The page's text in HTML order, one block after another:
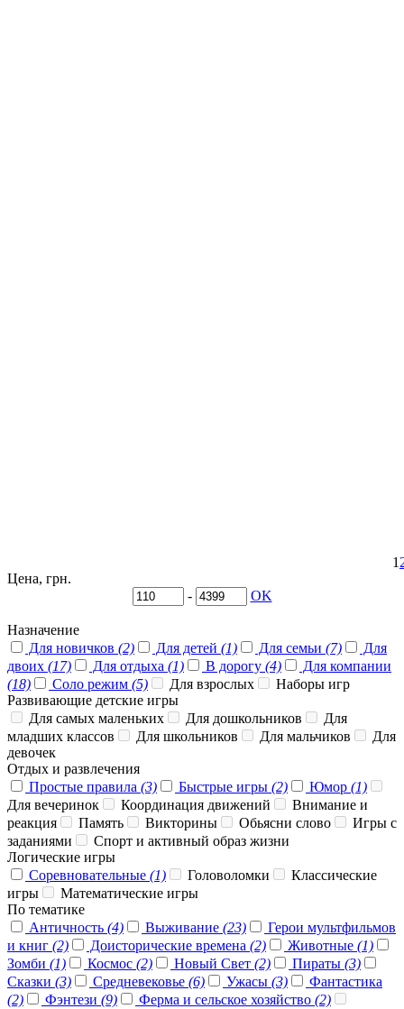
1
Цена, грн.
-
OK
Назначение
Для новичков (2) Для детей (1) Для семьи (7)
Для
двоих (17) Для отдыха (1) В дорогу (4)
Для компании
(18)
Соло режим (5) Для взрослых
Наборы игр
Развивающие детские игры
Для самых маленьких
Для дошкольников
Для
младших классов
Для школьников Для мальчиков
Для
девочек
Отдых и развлечения
Простые правила (3) Быстрые игры (2) Юмор (1)
Для вечеринок
Координация движений
Внимание и
реакция
Память Викторины Обьясни слово
Игры с
заданиями
Спорт и активный образ жизни
Логические игры
Соревновательные (1) Головоломки
Классические
игры
Математические игры
По тематике
Античность (4) Выживание (23)
Герои мультфильмов
и книг (2) Доисторические времена (2) Животные (1)
Зомби (1) Космос (2) Новый Свет (2) Пираты (3)
Сказки (3) Средневековье (6) Ужасы (3)
Фантастика
(2)
Фэнтези (9) Ферма и сельское хозяйство (2)